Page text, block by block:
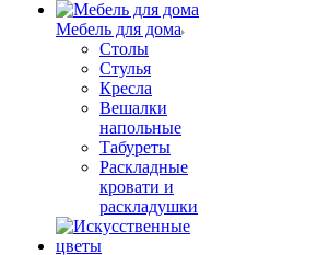
Мебель для дома
Столы
Стулья
Кресла
Вешалки
напольные
Табуреты
Раскладные
кровати и
раскладушки